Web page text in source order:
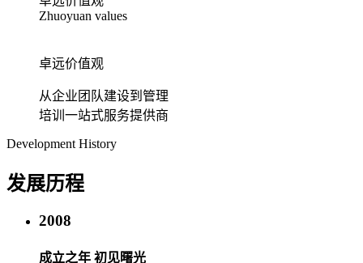
Zhuoyuan values
卓远价值观
从企业团队建设到管理
培训一站式服务提供商
Development History
发展历程
2008
成立之年 初见曙光